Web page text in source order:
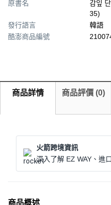
原書名
감잎
35)
發行語言
韓語
酷澎商品編號
商品詳情 商品評價 (0)
火箭跨境資訊
深入了解 EZ WAY、進
商品概述